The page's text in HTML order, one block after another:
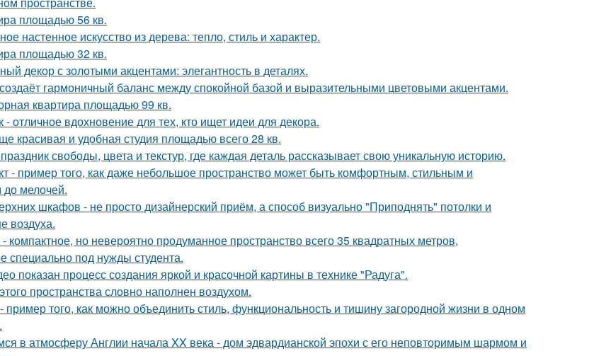
площадью 56 кв.
настенное искусство из дерева: тепло, стиль и характер.
площадью 32 кв.
декор с золотыми акцентами: элегантность в деталях.
гармоничный баланс между спокойной базой и выразительными цветовыми акцентами.
квартира площадью 99 кв.
- отличное вдохновение для тех, кто ищет идеи для декора.
красивая и удобная студия площадью всего 28 кв.
свободы, цвета и текстур, где каждая деталь рассказывает свою уникальную историю.
- пример того, как даже небольшое пространство может быть комфортным, стильным и
мелочей.
шкафов - не просто дизайнерский приём, а способ визуально "Приподнять" потолки и
воздуха.
компактное, но невероятно продуманное пространство всего 35 квадратных метров,
специально под нужды студента.
показан процесс создания яркой и красочной картины в технике "Радуга".
пространства словно наполнен воздухом.
пример того, как можно объединить стиль, функциональность и тишину загородной жизни в одном
в атмосферу Англии начала XX века - дом эдвардианской эпохи с его неповторимым шармом и